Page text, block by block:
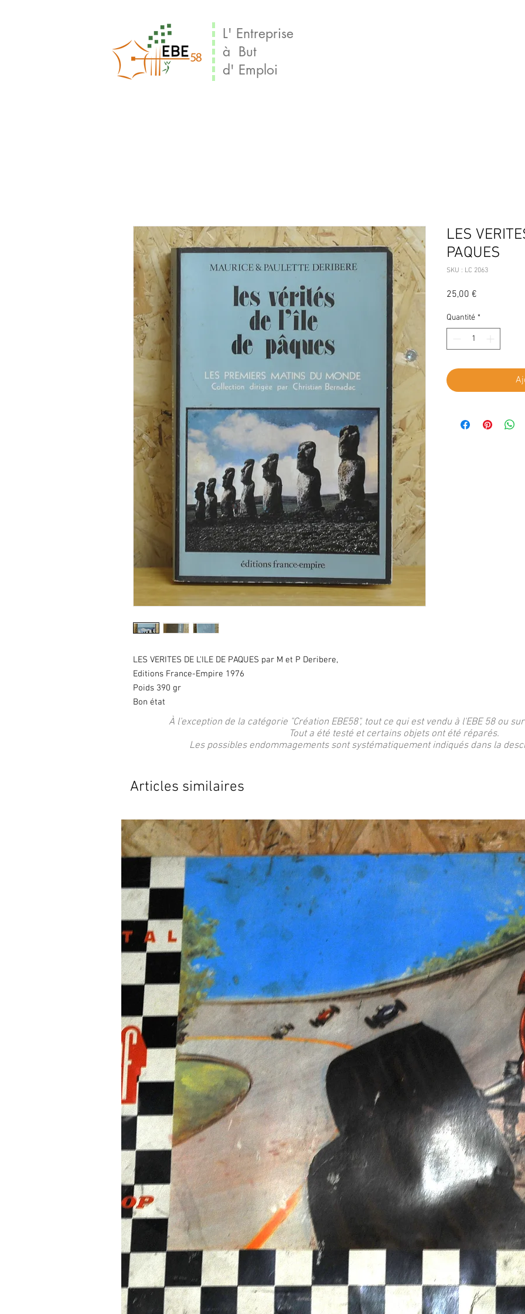
L' Entreprise
à But
d' Emploi
LES VERITES DE L'ILE DE PAQUES par M et P Deribere,
Editions France-Empire 1976
Poids 390 gr
Bon état
LES
PAQUES
SKU : LC 2063
25,00 €
Quantité *
À l'exception de la catégorie "Création EBE58", tout ce qui est vendu à l'EBE 58 ou
Tout a été testé et certains objets ont été réparés.
Les possibles endommagements sont systématiquement indiqués dans la
Articles similaires